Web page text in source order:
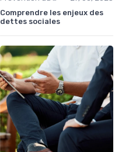
Comprendre les enjeux des
dettes sociales